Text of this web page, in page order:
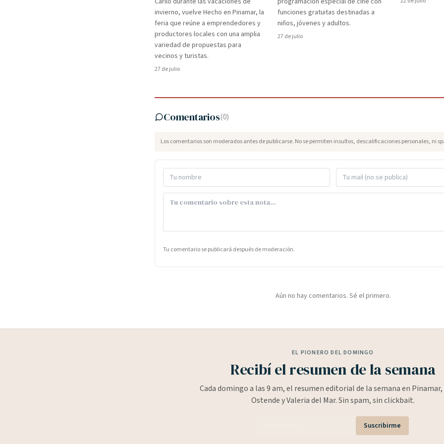
invierno, vuelve Hecho en Pinamar, la
feria que reúne a emprendedores y
productores locales con una amplia
variedad de propuestas para
vecinos y turistas.
27 de julio
funciones gratuitas destinadas a
niños, jóvenes y adultos.
27 de julio
Comentarios(0)
Los comentarios son moderados antes de publicarse. No se permiten insultos, descalificaciones personales, ni
Tu comentario se publicará después de moderación.
Aún no hay comentarios. Sé el primero.
EL PIONERO DEL DOMINGO
Recibí el resumen de la semana
Cada domingo a las 9 am, el resumen editorial de la semana en
Ostende y Valeria del Mar. Sin spam, sin clickbait.
Suscribirme